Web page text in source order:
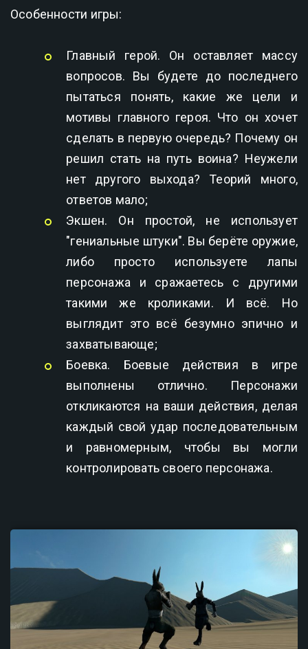
Особенности игры:
Главный герой. Он оставляет массу
вопросов. Вы будете до последнего
пытаться понять, какие же цели и
мотивы главного героя. Что он хочет
сделать в первую очередь? Почему он
решил стать на путь воина? Неужели
нет другого выхода? Теорий много,
ответов мало;
Экшен. Он простой, не использует
"гениальные штуки". Вы берёте оружие,
либо просто используете лапы
персонажа и сражаетесь с другими
такими же кроликами. И всё. Но
выглядит это всё безумно эпично и
захватывающе;
Боевка. Боевые действия в игре
выполнены отлично. Персонажи
откликаются на ваши действия, делая
каждый свой удар последовательным
и равномерным, чтобы вы могли
контролировать своего персонажа.